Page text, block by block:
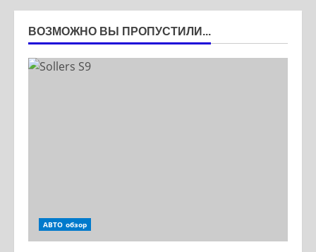
ВОЗМОЖНО ВЫ ПРОПУСТИЛИ...
АВТО обзор